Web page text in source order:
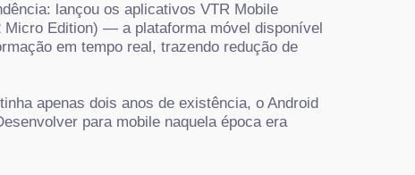
lançou os aplicativos VTR Mobile
Micro Edition) — a plataforma móvel disponível
em tempo real, trazendo redução de
apenas dois anos de existência, o Android
para mobile naquela época era